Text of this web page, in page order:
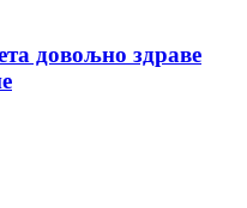
довољно здраве